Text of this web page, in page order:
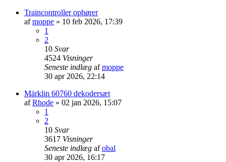
Traincontroller ophører
afmoppe » 10 feb 2026, 17:39
1
2
10 Svar
4524 Visninger
Seneste indlæg afmoppe
30 apr 2026, 22:14
Märklin 60760 dekodersæt
afRhode » 02 jan 2026, 15:07
1
2
10 Svar
3617 Visninger
Seneste indlæg afobal
30 apr 2026, 16:17